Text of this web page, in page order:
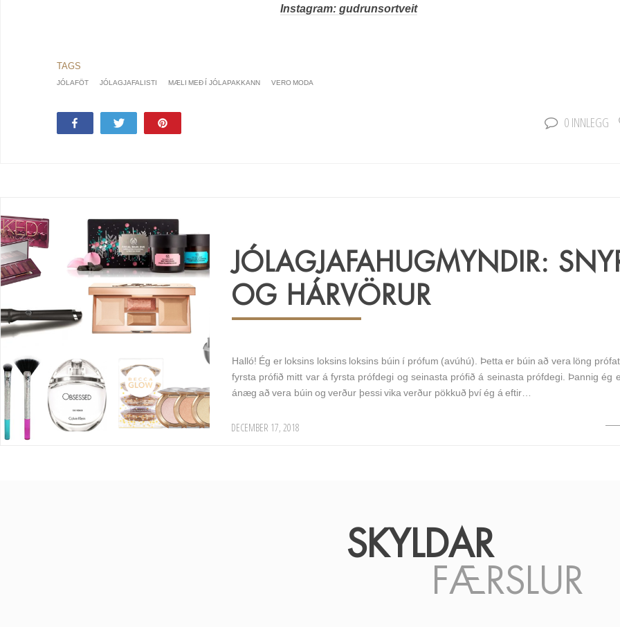
Instagram: gudrunsortveit
JÓLAFÖT JÓLAGJAFALISTI MÆLI MEÐ Í JÓLAPAKKANN VERO MODA
Share Tweet 0 INNLEGG
JÓLAGJAFAHUGMYNDIR:
OG HÁRVÖRUR
Halló! Ég er loksins loksins loksins búin í prófum (avúhú). Þetta er búin að vera löng
fyrsta prófið mitt var á fyrsta prófdegi og seinasta prófið á seinasta prófdegi. Þannig ég
ánæg að vera búin og verður þessi vika verður pökkuð því ég á eftir…
DECEMBER 17, 2018
SKYLDAR
FÆRSLUR